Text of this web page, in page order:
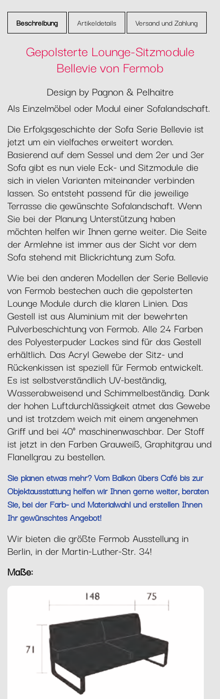
Beschreibung Artikeldetails Versand und Zahlung
Gepolsterte Lounge-Sitzmodule
Bellevie von Fermob
Design by Pagnon & Pelhaitre
Als Einzelmöbel oder Modul einer Sofalandschaft.
Die Erfolgsgeschichte der Sofa Serie Bellevie ist
jetzt um ein vielfaches erweitert worden.
Basierend auf dem Sessel und dem 2er und 3er
Sofa gibt es nun viele Eck- und Sitzmodule die
sich in vielen Varianten miteinander verbinden
lassen. So entsteht passend für die jeweilige
Terrasse die gewünschte Sofalandschaft. Wenn
Sie bei der Planung Unterstützung haben
möchten helfen wir Ihnen gerne weiter. Die Seite
der Armlehne ist immer aus der Sicht vor dem
Sofa stehend mit Blickrichtung zum Sofa.
Wie bei den anderen Modellen der Serie Bellevie
von Fermob bestechen auch die gepolsterten
Lounge Module durch die klaren Linien. Das
Gestell ist aus Aluminium mit der bewehrten
Pulverbeschichtung von Fermob. Alle 24 Farben
des Polyesterpuder Lackes sind für das Gestell
erhältlich. Das Acryl Gewebe der Sitz- und
Rückenkissen ist speziell für Fermob entwickelt.
Es ist selbstverständlich UV-beständig,
Wasserabweisend und Schimmelbeständig. Dank
der hohen Luftdurchlässigkeit atmet das Gewebe
und ist trotzdem weich mit einem angenehmen
Griff und bei 40° maschinenwaschbar. Der Stoff
ist jetzt in den Farben Grauweiß, Graphitgrau und
Flanellgrau zu bestellen.
Sie planen etwas mehr? Vom Balkon übers Café bis zur
Objektausstattung helfen wir Ihnen gerne weiter, beraten
Sie, bei der Farb- und Materialwahl und erstellen Ihnen
Ihr gewünschtes Angebot!
Wir bieten die größte Fermob Ausstellung in
Berlin, in der Martin-Luther-Str. 34!
Maße: